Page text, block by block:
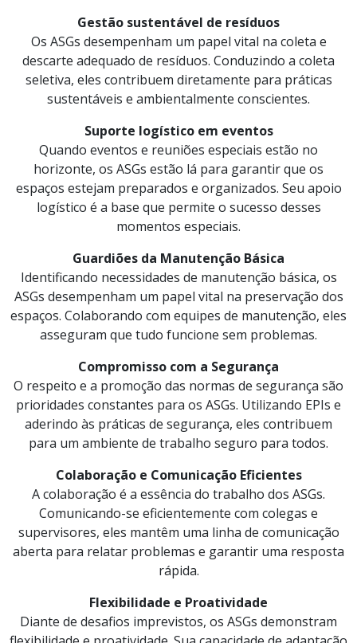
Gestão sustentável de resíduos
Os ASGs desempenham um papel vital na coleta e
descarte adequado de resíduos. Conduzindo a coleta
seletiva, eles contribuem diretamente para práticas
sustentáveis e ambientalmente conscientes.
Suporte logístico em eventos
Quando eventos e reuniões especiais estão no
horizonte, os ASGs estão lá para garantir que os
espaços estejam preparados e organizados. Seu apoio
logístico é a base que permite o sucesso desses
momentos especiais.
Guardiões da Manutenção Básica
Identificando necessidades de manutenção básica, os
ASGs desempenham um papel vital na preservação dos
espaços. Colaborando com equipes de manutenção, eles
asseguram que tudo funcione sem problemas.
Compromisso com a Segurança
O respeito e a promoção das normas de segurança são
prioridades constantes para os ASGs. Utilizando EPIs e
aderindo às práticas de segurança, eles contribuem
para um ambiente de trabalho seguro para todos.
Colaboração e Comunicação Eficientes
A colaboração é a essência do trabalho dos ASGs.
Comunicando-se eficientemente com colegas e
supervisores, eles mantêm uma linha de comunicação
aberta para relatar problemas e garantir uma resposta
rápida.
Flexibilidade e Proatividade
Diante de desafios imprevistos, os ASGs demonstram